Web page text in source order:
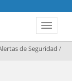
Toggle
de Seguridad /